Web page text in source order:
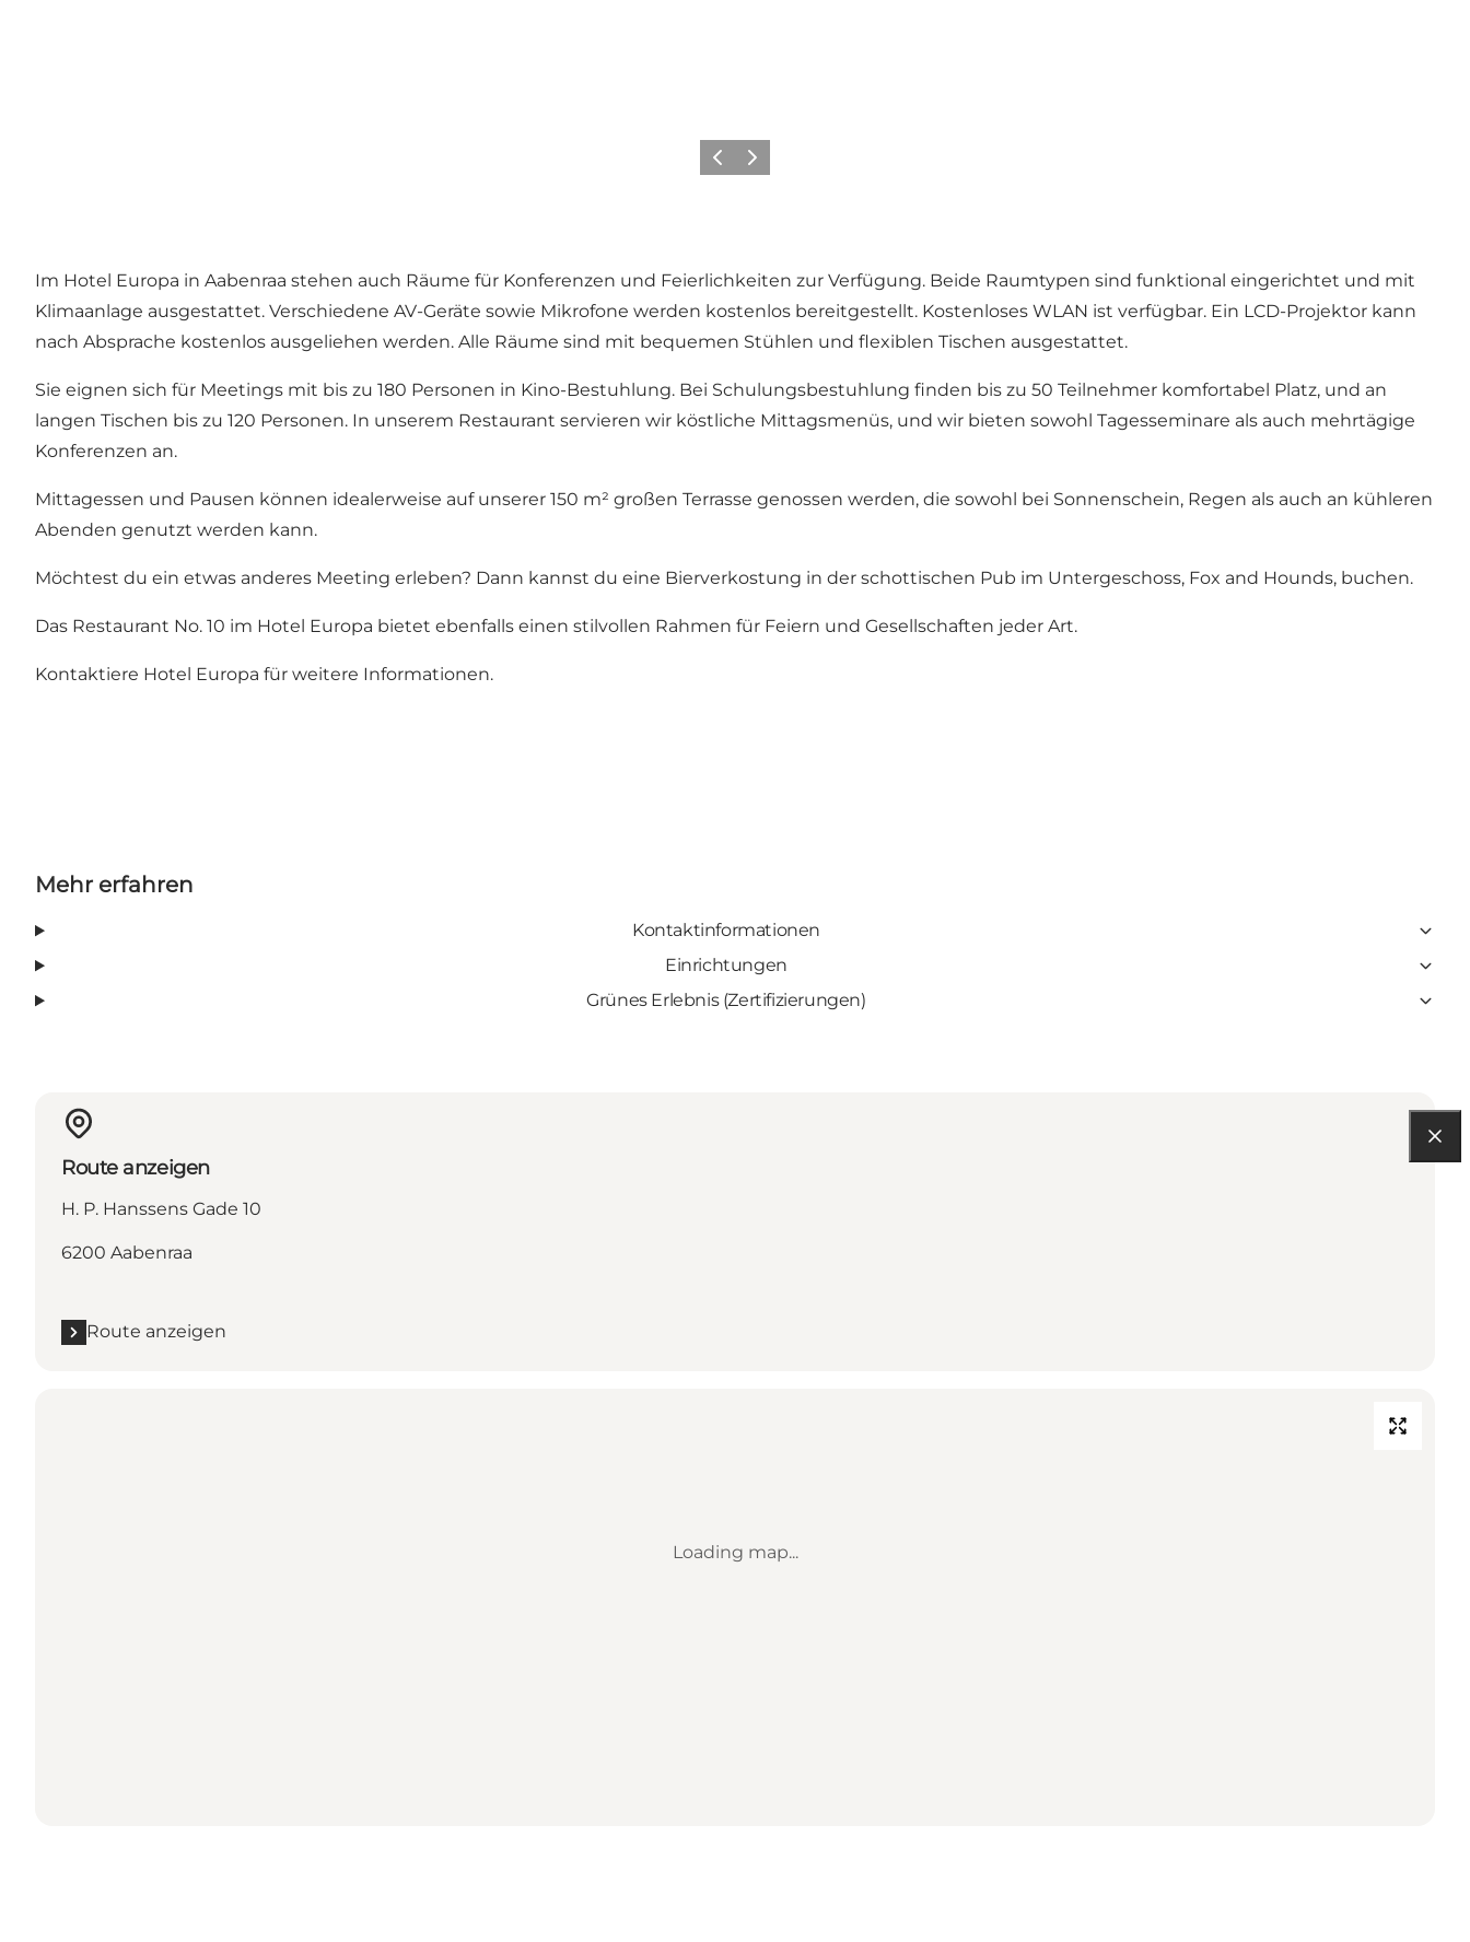
ZurückWeiter
Im Hotel Europa in Aabenraa stehen auch Räume für Konferenzen und Feierlichkeiten zur Verfügung. Beide Raumtypen sind funktional eingerichtet und mit
Klimaanlage ausgestattet. Verschiedene AV-Geräte sowie Mikrofone werden kostenlos bereitgestellt. Kostenloses WLAN ist verfügbar. Ein LCD-Projektor kann
nach Absprache kostenlos ausgeliehen werden. Alle Räume sind mit bequemen Stühlen und flexiblen Tischen ausgestattet.
Sie eignen sich für Meetings mit bis zu 180 Personen in Kino-Bestuhlung. Bei Schulungsbestuhlung finden bis zu 50 Teilnehmer komfortabel Platz, und an
langen Tischen bis zu 120 Personen. In unserem Restaurant servieren wir köstliche Mittagsmenüs, und wir bieten sowohl Tagesseminare als auch mehrtägige
Konferenzen an.
Mittagessen und Pausen können idealerweise auf unserer 150 m² großen Terrasse genossen werden, die sowohl bei Sonnenschein, Regen als auch an kühleren
Abenden genutzt werden kann.
Möchtest du ein etwas anderes Meeting erleben? Dann kannst du eine Bierverkostung in der schottischen Pub im Untergeschoss, Fox and Hounds, buchen.
Das Restaurant No. 10 im Hotel Europa bietet ebenfalls einen stilvollen Rahmen für Feiern und Gesellschaften jeder Art.
Kontaktiere Hotel Europa für weitere Informationen.
Mehr erfahren
Kontaktinformationen
Einrichtungen
Grünes Erlebnis (Zertifizierungen)
Route anzeigen
H. P. Hanssens Gade 10
6200 Aabenraa
Route anzeigen
Loading map...